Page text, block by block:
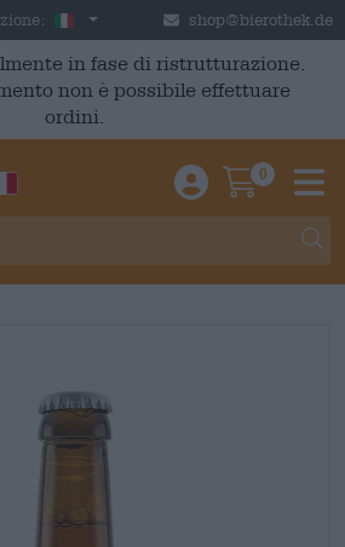
Italia shop@bierothek.de
in fase di ristrutturazione.
non è possibile effettuare
ordini.
Einloggen /
0